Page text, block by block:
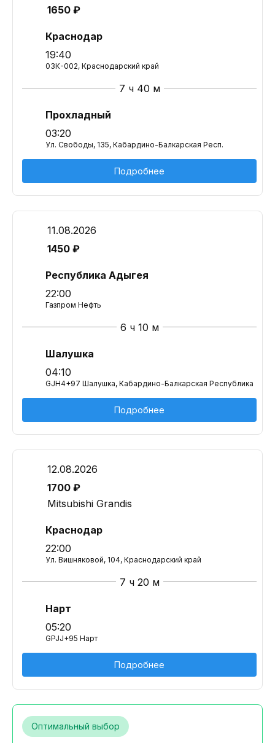
1650 ₽
Краснодар
19:40
03К-002, Краснодарский край
7 ч 40 м
Прохладный
03:20
Ул. Свободы, 135, Кабардино-Балкарская Респ.
Подробнее
11.08.2026
1450 ₽
Республика Адыгея
22:00
Газпром Нефть
6 ч 10 м
Шалушка
04:10
GJH4+97 Шалушка, Кабардино-Балкарская Республика
Подробнее
12.08.2026
1700 ₽
Mitsubishi Grandis
Краснодар
22:00
Ул. Вишняковой, 104, Краснодарский край
7 ч 20 м
Нарт
05:20
GPJJ+95 Нарт
Подробнее
Оптимальный выбор